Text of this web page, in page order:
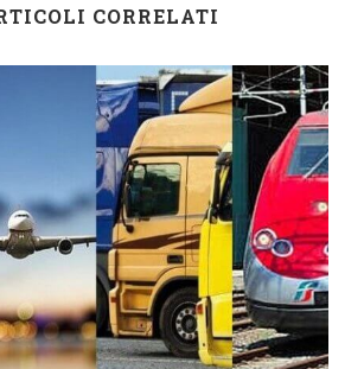
CORRELATI